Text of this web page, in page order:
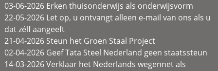
03-06-2026 Erken thuisonderwijs als onderwijsvorm
22-05-2026 Let op, u ontvangt alleen e-mail van ons als u
dat zélf aangeeft
21-04-2026 Steun het Groen Staal Project
02-04-2026 Geef Tata Steel Nederland geen staatssteun
14-03-2026 Verklaar het Nederlands wegennet als